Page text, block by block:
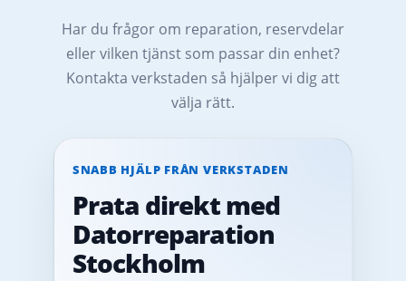
Har du frågor om reparation, reservdelar
eller vilken tjänst som passar din enhet?
Kontakta verkstaden så hjälper vi dig att
välja rätt.
SNABB HJÄLP FRÅN VERKSTADEN
Prata direkt med
Datorreparation
Stockholm